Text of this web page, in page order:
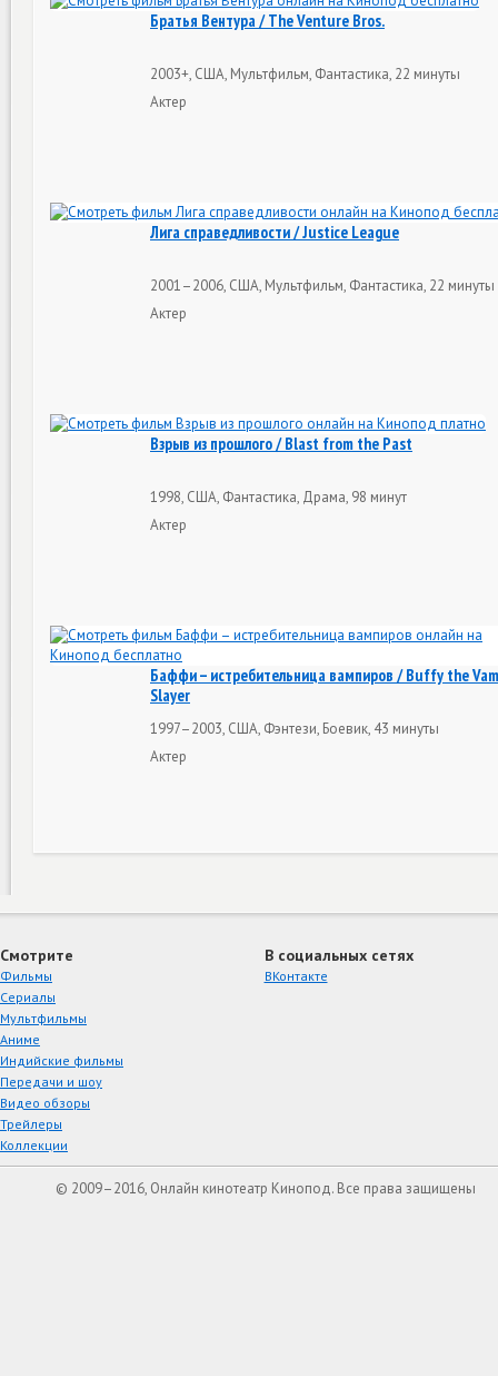
Братья Вентура / The Venture Bros.
2003+, США, Мультфильм, Фантастика, 22 минуты
Актер
Лига справедливости / Justice League
2001–2006, США, Мультфильм, Фантастика, 22 минуты
Актер
Взрыв из прошлого / Blast from the Past
1998, США, Фантастика, Драма, 98 минут
Актер
Баффи – истребительница вампиров / Buffy the
Slayer
1997–2003, США, Фэнтези, Боевик, 43 минуты
Актер
Смотрите
Фильмы
Сериалы
Мультфильмы
Аниме
Индийские фильмы
Передачи и шоу
Видео обзоры
Трейлеры
Коллекции
В социальных сетях
ВКонтакте
© 2009–2016, Онлайн кинотеатр Кинопод. Все права защищены